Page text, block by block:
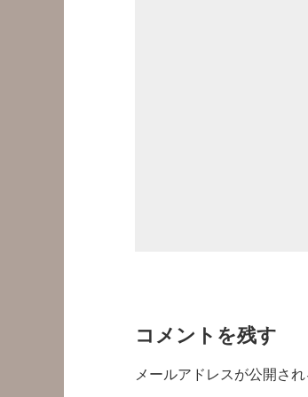
コメントを残す
メールアドレスが公開さ